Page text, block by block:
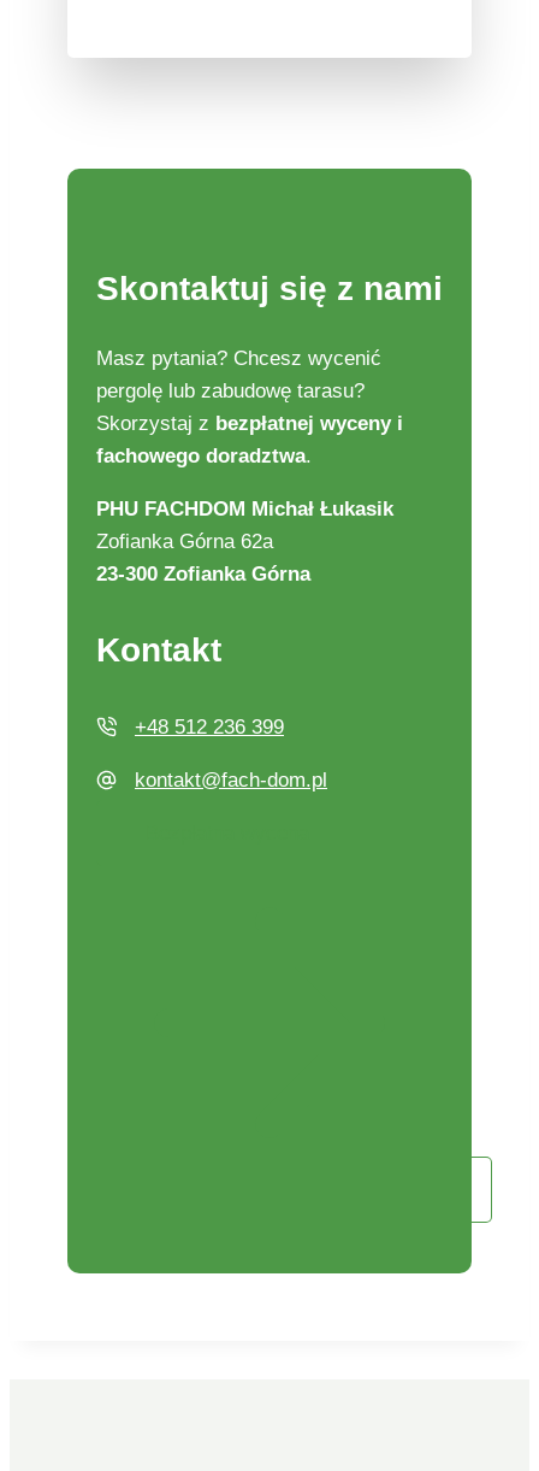
Skontaktuj się z nami
Masz pytania? Chcesz wycenić
pergolę lub zabudowę tarasu?
Skorzystaj z bezpłatnej wyceny i
fachowego doradztwa.
PHU FACHDOM Michał Łukasik
Zofianka Górna 62a
23-300 Zofianka Górna
Kontakt
+48 512 236 399
kontakt@fach-dom.pl